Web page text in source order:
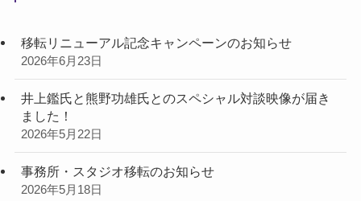
移転リニューアル記念キャンペーンのお知らせ
2026年6月23日
井上鑑氏と熊野功雄氏とのスペシャル対談映像が届き
ました！
2026年5月22日
事務所・スタジオ移転のお知らせ
2026年5月18日